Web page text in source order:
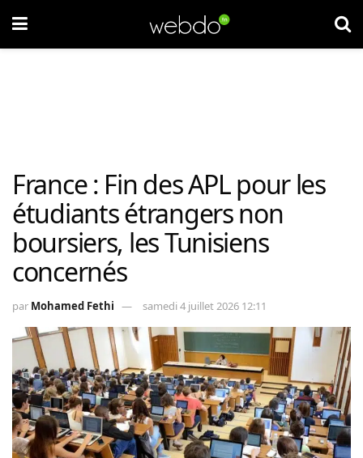
France : Fin des APL pour les
étudiants étrangers non
boursiers, les Tunisiens
concernés
par Mohamed Fethi samedi 4 juillet 2026 12:11